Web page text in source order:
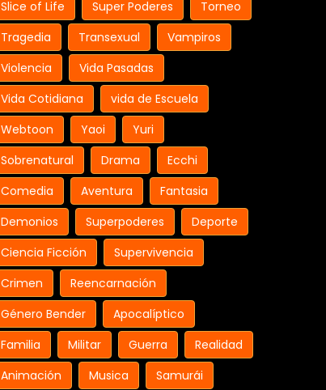
Slice of Life
Super Poderes
Torneo
Tragedia
Transexual
Vampiros
Violencia
Vida Pasadas
Vida Cotidiana
vida de Escuela
Webtoon
Yaoi
Yuri
Sobrenatural
Drama
Ecchi
Comedia
Aventura
Fantasia
Demonios
Superpoderes
Deporte
Ciencia Ficción
Supervivencia
Crimen
Reencarnación
Género Bender
Apocalíptico
Familia
Militar Guerra
Realidad
Animación
Musica
Samurái